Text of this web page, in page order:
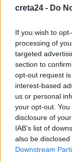
creta24 - Do
If you wish to
processing of
targeted
section to
opt-out request
interest-based
us or personal
your opt-out.
disclosure of
IAB’s list of
also be
Downstream
10 Αυγούστου, 2026
Συνεδριάζει την
10 Αυγούστου, 2026
Εκδήλωση τιμής
Σάρχο
10 Αυγούστου, 2026